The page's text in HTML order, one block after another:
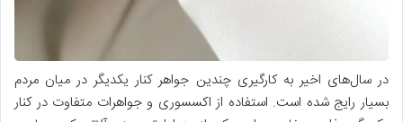
در سال‌های اخیر به کارگیری چندین جواهر کنار یکدیگر در میان مردم
بسیار رایج شده است. استفاده از اکسسوری و جواهرات متفاوت در کنار